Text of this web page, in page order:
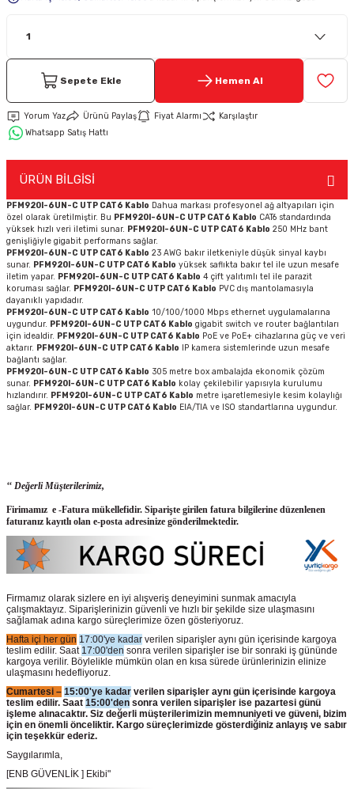
Hırsız Alarm Aksesuarlar
Sepete Ekle Hemen Al
Yorum Yaz Ürünü Paylaş Fiyat Alarmı
Karşılaştır
Whatsapp Satış Hattı
ÜRÜN BİLGİSİ
PFM920I-6UN-C UTP CAT6 Kablo Dahua markası profesyonel ağ altyapıları için
özel olarak üretilmiştir. Bu PFM920I-6UN-C UTP CAT6 Kablo CAT6 standardında
yüksek hızlı veri iletimi sunar. PFM920I-6UN-C UTP CAT6 Kablo 250 MHz bant
genişliğiyle gigabit performans sağlar.
PFM920I-6UN-C UTP CAT6 Kablo 23 AWG bakır iletkeniyle düşük sinyal kaybı
sunar. PFM920I-6UN-C UTP CAT6 Kablo yüksek saflıkta bakır tel ile uzun mesafe
iletim yapar. PFM920I-6UN-C UTP CAT6 Kablo 4 çift yalıtımlı tel ile parazit
koruması sağlar. PFM920I-6UN-C UTP CAT6 Kablo PVC dış mantolamasıyla
dayanıklı yapıdadır.
PFM920I-6UN-C UTP CAT6 Kablo 10/100/1000 Mbps ethernet uygulamalarına
uygundur. PFM920I-6UN-C UTP CAT6 Kablo gigabit switch ve router bağlantıları
için idealdir. PFM920I-6UN-C UTP CAT6 Kablo PoE ve PoE+ cihazlarına güç ve veri
aktarır. PFM920I-6UN-C UTP CAT6 Kablo IP kamera sistemlerinde uzun mesafe
bağlantı sağlar.
PFM920I-6UN-C UTP CAT6 Kablo 305 metre box ambalajda ekonomik çözüm
sunar. PFM920I-6UN-C UTP CAT6 Kablo kolay çekilebilir yapısıyla kurulumu
hızlandırır. PFM920I-6UN-C UTP CAT6 Kablo metre işaretlemesiyle kesim kolaylığı
sağlar. PFM920I-6UN-C UTP CAT6 Kablo EIA/TIA ve ISO standartlarına uygundur.
‘‘ Değerli Müşterilerimiz,
Firimamız e -Fatura mükellefidir. Siparişte girilen fatura bilgilerine düzenlenen
faturanız kayıtlı olan e-posta adresinize gönderilmektedir.
Firmamız olarak sizlere en iyi alışveriş deneyimini sunmak amacıyla
çalışmaktayız. Siparişlerinizin güvenli ve hızlı bir şekilde size ulaşmasını
sağlamak adına kargo süreçlerimize özen gösteriyoruz.
Hafta içi her gün 17:00'ye kadar verilen siparişler aynı gün içerisinde kargoya
teslim edilir. Saat 17:00'den sonra verilen siparişler ise bir sonraki iş gününde
kargoya verilir. Böylelikle mümkün olan en kısa sürede ürünlerinizin elinize
ulaşmasını hedefliyoruz.
Cumartesi – 15:00'ye kadar verilen siparişler aynı gün içerisinde kargoya
teslim edilir. Saat 15:00'den sonra verilen siparişler ise pazartesi günü
işleme alınacaktır. Siz değerli müşterilerimizin memnuniyeti ve güveni, bizim
için en önemli önceliktir. Kargo süreçlerimizde gösterdiğiniz anlayış ve sabır
için teşekkür ederiz.
Saygılarımla,
[ENB GÜVENLİK ] Ekibi"